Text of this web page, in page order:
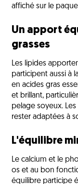
affiché sur le
Un apport
grasses
Les lipides
participent aussi à
en acides gras
et brillant,
pelage soyeux.
rester adaptées à
L'équilibre
Le calcium et le
os et au bon
équilibre participe